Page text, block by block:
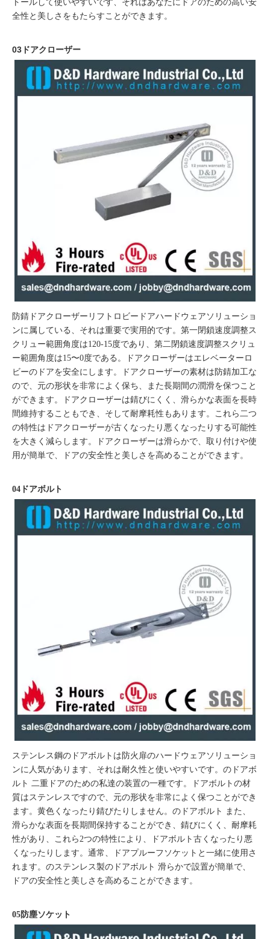
トールして使いやすいです、それはあなたにドアのための高い安
全性と美しさをもたらすことができます。
03ドアクローザー
防錆ドアクローザー リフトロビードアハードウェアソリューショ
ンに属している、それは重要で実用的です。第一閉鎖速度調整ス
クリュー範囲角度は120-15度であり、第二閉鎖速度調整スクリュ
ー範囲角度は15〜0度である。ドアクローザーはエレベーターロ
ビーのドアを安全にします。
ドアクローザーの素材は防錆加工な
ので、元の形状を非常によく保ち、また長期間の潤滑を保つこと
ができます。
ドアクローザーは錆びにくく、滑らかな表面を長時
間維持することもでき、そして耐摩耗性もあります。これら二つ
の特性はドアクローザーが古くなったり悪くなったりする可能性
を大きく減らします。ドアクローザーは滑らかで、取り付けや使
用が簡単で、ドアの安全性と美しさを高めることができます。
04ドアボルト
ステンレス鋼のドアボルトは防火扉のハードウェアソリューショ
ンに人気があります、それは耐久性と使いやすいです。の ドアボ
ルト 二重ドアのための私達の装置の一種です。ドアボルトの材
質はステンレスですので、元の形状を非常によく保つことができ
ます。黄色くなったり錆びたりしません。の ドアボルト
また、
滑らかな表面を長期間保持することができ、錆びにくく、耐摩耗
性があり、これら2つの特性により、
ドアボルト 古くなったり悪
くなったりします。通常、ドアプルーフソケットと一緒に使用さ
れます。のステンレス製のドアボルト 滑らかで設置が簡単で、
ドアの安全性と美しさを高めることができます。
05防塵ソケット